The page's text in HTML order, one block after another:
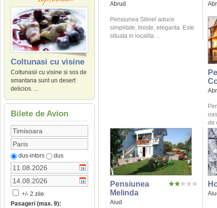
Coltunasi cu visine
Coltunasii cu visine si sos de
smantana sunt un desert
delicios. ...
Bilete de Avion
dus-intors dus
+/- 2 zile
Pasageri (max. 9):
Abrud
Pensiunea Silinel aduce
simplitate, liniste, eleganta. Este
situata in localita ...
de
Pensiunea
Melinda
Aiud